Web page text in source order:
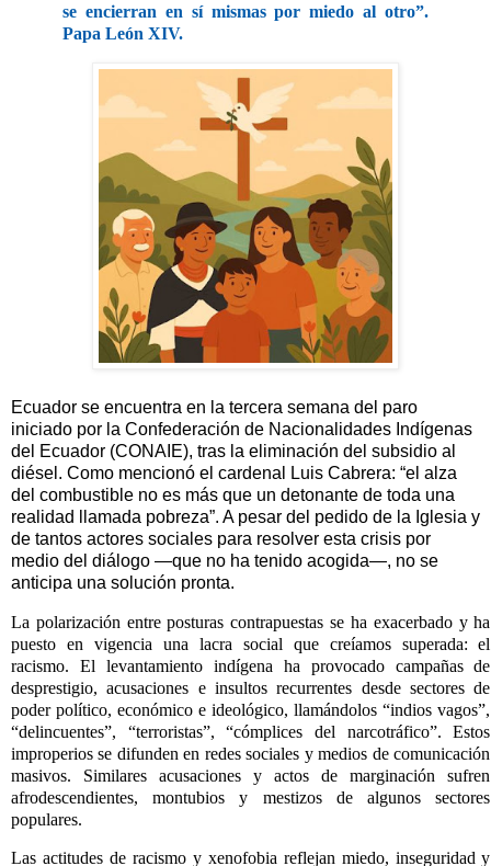
se encierran en sí mismas por miedo al otro”.
Papa León XIV.
Ecuador se encuentra en la tercera semana del paro
iniciado por la Confederación de Nacionalidades Indígenas
del Ecuador (CONAIE), tras la eliminación del subsidio al
diésel. Como mencionó el cardenal Luis Cabrera: “el alza
del combustible no es más que un detonante de toda una
realidad llamada pobreza”. A pesar del pedido de la Iglesia y
de tantos actores sociales para resolver esta crisis por
medio del diálogo —que no ha tenido acogida—, no se
anticipa una solución pronta.
La polarización entre posturas contrapuestas se ha exacerbado y ha
puesto en vigencia una lacra social que creíamos superada: el
racismo. El levantamiento indígena ha provocado campañas de
desprestigio, acusaciones e insultos recurrentes desde sectores de
poder político, económico e ideológico, llamándolos “indios vagos”,
“delincuentes”, “terroristas”, “cómplices del narcotráfico”. Estos
improperios se difunden en redes sociales y medios de comunicación
masivos. Similares acusaciones y actos de marginación sufren
afrodescendientes, montubios y mestizos de algunos sectores
populares.
Las actitudes de racismo y xenofobia reflejan miedo, inseguridad y